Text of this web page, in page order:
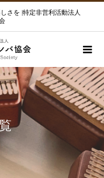
さを |特定非営利活動法人